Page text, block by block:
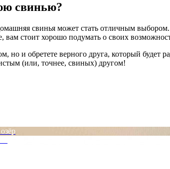
свинью?
свинья может стать отличным
стоит хорошо подумать о своих
но и обретете верного друга, который
(или, точнее, свиных) другом!